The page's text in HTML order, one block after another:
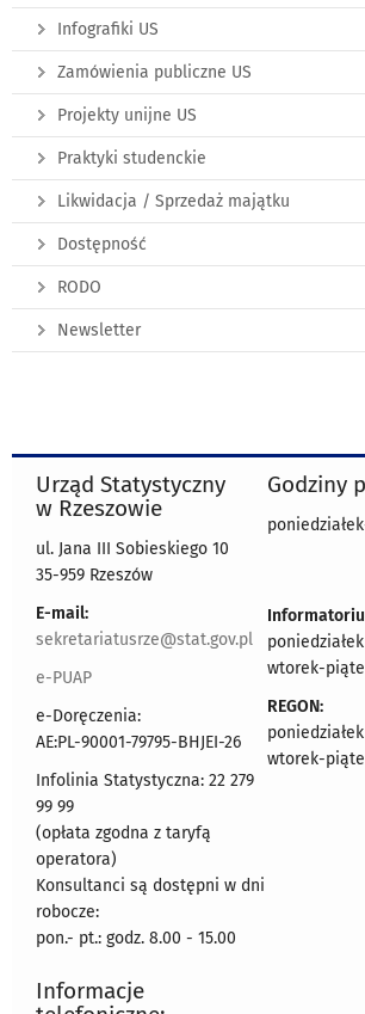
Infografiki US
Zamówienia publiczne US
Projekty unijne US
Praktyki studenckie
Likwidacja / Sprzedaż majątku
Dostępność
RODO
Newsletter
Urząd Statystyczny
w Rzeszowie
ul. Jana III Sobieskiego 10
35-959 Rzeszów
E-mail:
sekretariatusrze@stat.gov.pl
e-PUAP
e-Doręczenia:
AE:PL-90001-79795-BHJEI-26
Infolinia Statystyczna: 22 279
99 99
(opłata zgodna z taryfą
operatora)
Konsultanci są dostępni w dni
robocze:
pon.- pt.: godz. 8.00 - 15.00
Godziny
wtorek-
REGON:
wtorek-
Informacje